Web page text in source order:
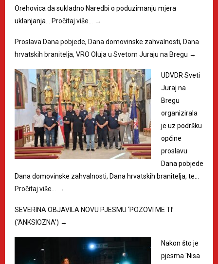
Orehovica da sukladno Naredbi o poduzimanju mjera
uklanjanja…
Pročitaj više… →
Proslava Dana pobjede, Dana domovinske zahvalnosti, Dana
hrvatskih branitelja, VRO Oluja u Svetom Juraju na Bregu →
UDVDR Sveti
Juraj na
Bregu
organizirala
je uz podršku
općine
proslavu
Dana pobjede
Dana domovinske zahvalnosti, Dana hrvatskih branitelja, te…
Pročitaj više…
→
SEVERINA OBJAVILA NOVU PJESMU ‘POZOVI ME TI’
(‘ANKSIOZNA’) →
Nakon što je
pjesma 'Nisa